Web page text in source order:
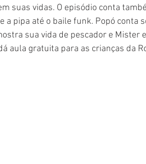
suas vidas. O episódio conta
a pipa até o baile funk. Popó
sua vida de pescador e Mister
aula gratuita para as crianças da